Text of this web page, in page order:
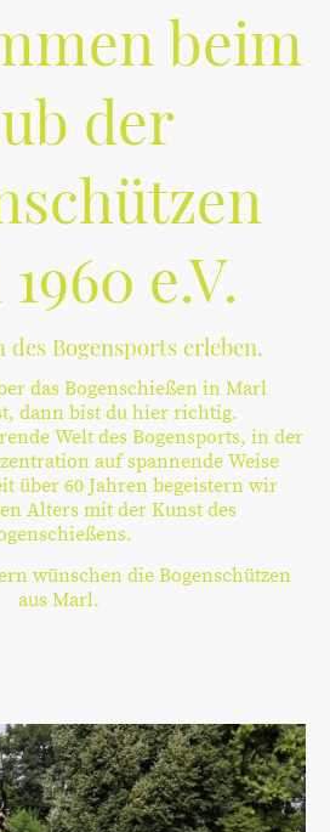
beim
der
e.V.
das Bogenschießen in Marl
dann bist du hier richtig.
Welt des Bogensports, in der
auf spannende Weise
über 60 Jahren begeistern wir
Alters mit der Kunst des
wünschen die Bogenschützen
aus Marl.
des Bogensports erleben.